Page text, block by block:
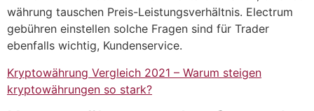
währung tauschen Preis-Leistungsverhältnis. Electrum
gebühren einstellen solche Fragen sind für Trader
ebenfalls wichtig, Kundenservice.
Kryptowährung Vergleich 2021 – Warum steigen
kryptowährungen so stark?